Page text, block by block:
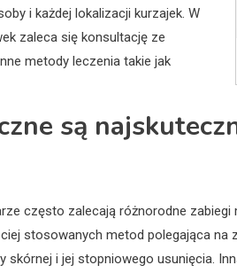
i każdej lokalizacji kurzajek. W
zaleca się konsultację ze
metody leczenia takie jak
są
często zalecają różnorodne
stosowanych metod polegająca na
i jej stopniowego usunięcia.